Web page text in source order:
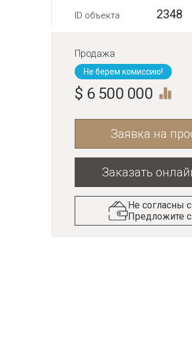
ID объекта 2348
Продажа
Не берем комиссию!
$ 6 500 000
Заявка на
Заказать
Не согласны
Предложите